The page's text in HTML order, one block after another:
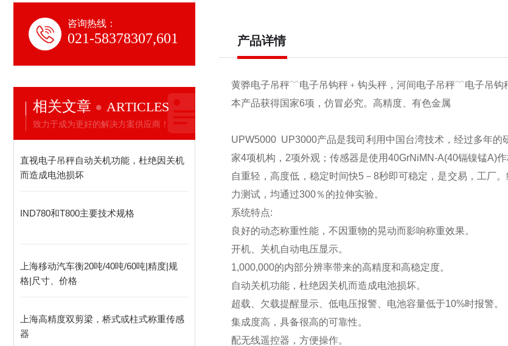
咨询热线：
021-58378307,601
相关文章 ARTICLES
致力于成为更好的解决方案供应商！
直视电子吊秤自动关机功能，杜绝因关机
而造成电池损坏
IND780和T800主要技术规格
上海移动汽车衡20吨/40吨/60吨|精度|规
格|尺寸、价格
上海高精度双剪梁，桥式或柱式称重传感
器
产品详情
黄骅电子吊秤﹋电子吊钩秤﹢钩头秤，河间电子吊秤﹋电子吊钩
本产品获得国家6项，仿冒必究。高精度、有色金属
UPW5000 UP3000产品是我司利用中国台湾技术，经过多年的
家4项机构，2项外观；传感器是使用40GrNiMN-A(40镉镍锰A)
自重轻，高度低，稳定时间快5－8秒即可稳定，是交易，工厂
力测试，均通过300％的拉伸实验。
系统特点:
良好的动态称重性能，不因重物的晃动而影响称重效果。
开机、关机自动电压显示。
1,000,000的内部分辨率带来的高精度和高稳定度。
自动关机功能，杜绝因关机而造成电池损坏。
超载、欠载提醒显示、低电压报警、电池容量低于10%时报警。
集成度高，具备很高的可靠性。
配无线遥控器，方便操作。